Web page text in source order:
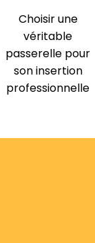
Choisir une
véritable
passerelle pour
son insertion
professionnelle